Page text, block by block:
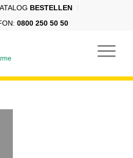
BESTELLEN
0800 250 50 50